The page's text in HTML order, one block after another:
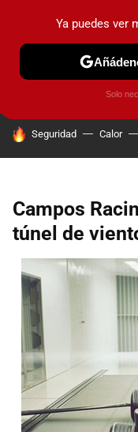
PRUEBAS COCHES
HOY SE HABLA DE
Seguridad Calor
Campos
túnel de
Ya puedes ver
Solo